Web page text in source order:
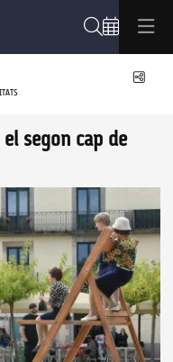
el segon cap de